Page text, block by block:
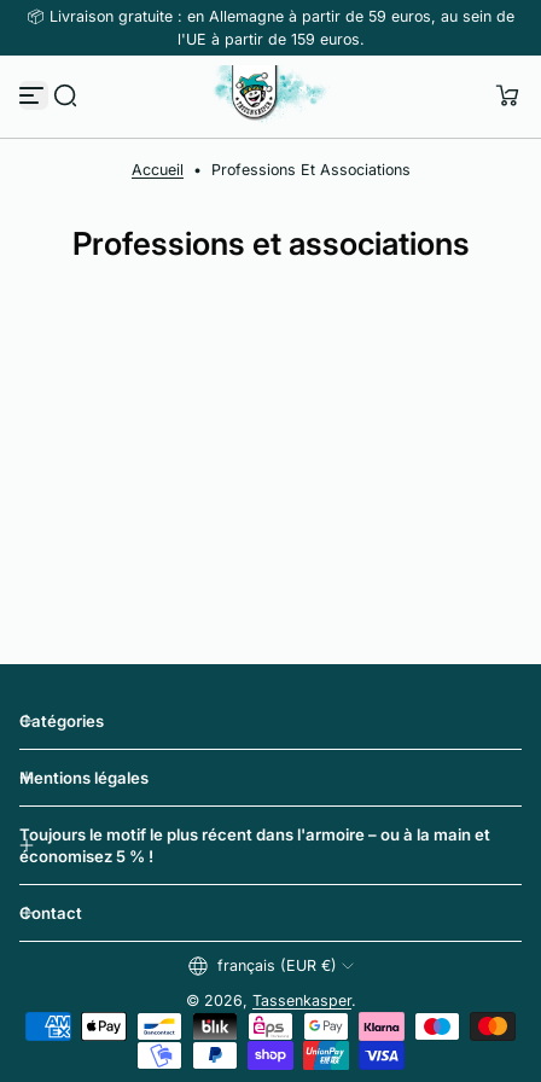
Passer au contenu
📦 Livraison gratuite : en Allemagne à partir de 59 euros, au sein de
l'UE à partir de 159 euros.
Accueil • Professions Et Associations
Professions et associations
Catégories
Mentions légales
Toujours le motif le plus récent dans l'armoire – ou à la main et
économisez 5 % !
Contact
français (EUR €)
© 2026, Tassenkasper.